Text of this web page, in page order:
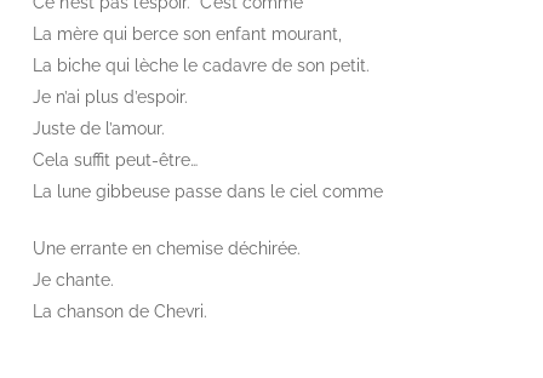
La mère qui berce son enfant mourant,
La biche qui lèche le cadavre de son petit.
Je n’ai plus d’espoir.
Juste de l’amour.
Cela suffit peut-être…
La lune gibbeuse passe dans le ciel comme
Une errante en chemise déchirée.
Je chante.
La chanson de Chevri.